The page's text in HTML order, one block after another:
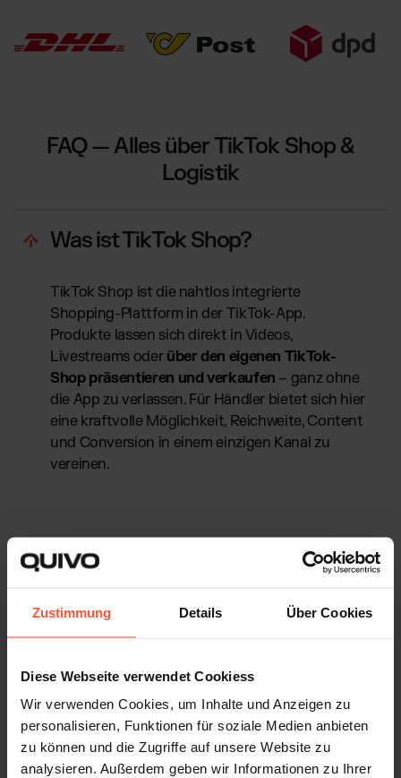
Zustimmung Details Über Cookies
Diese Webseite verwendet Cookiess
Wir verwenden Cookies, um Inhalte und Anzeigen zu
personalisieren, Funktionen für soziale Medien anbieten
zu können und die Zugriffe auf unsere Website zu
analysieren. Außerdem geben wir Informationen zu Ihrer
FAQ — Alles über TikTok Shop &
Logistik
Was ist TikTok Shop?
TikTok Shop ist die nahtlos integrierte
Shopping-Plattform in der TikTok-App.
Produkte lassen sich direkt in Videos,
Livestreams oder über den eigenen TikTok-
Shop präsentieren und verkaufen – ganz ohne
die App zu verlassen. Für Händler bietet sich hier
eine kraftvolle Möglichkeit, Reichweite, Content
und Conversion in einem einzigen Kanal zu
vereinen.
Gibt es TikTok Shop für
österreichische Händler?
Was ist das TikTok Shop Affiliate-
Programm?